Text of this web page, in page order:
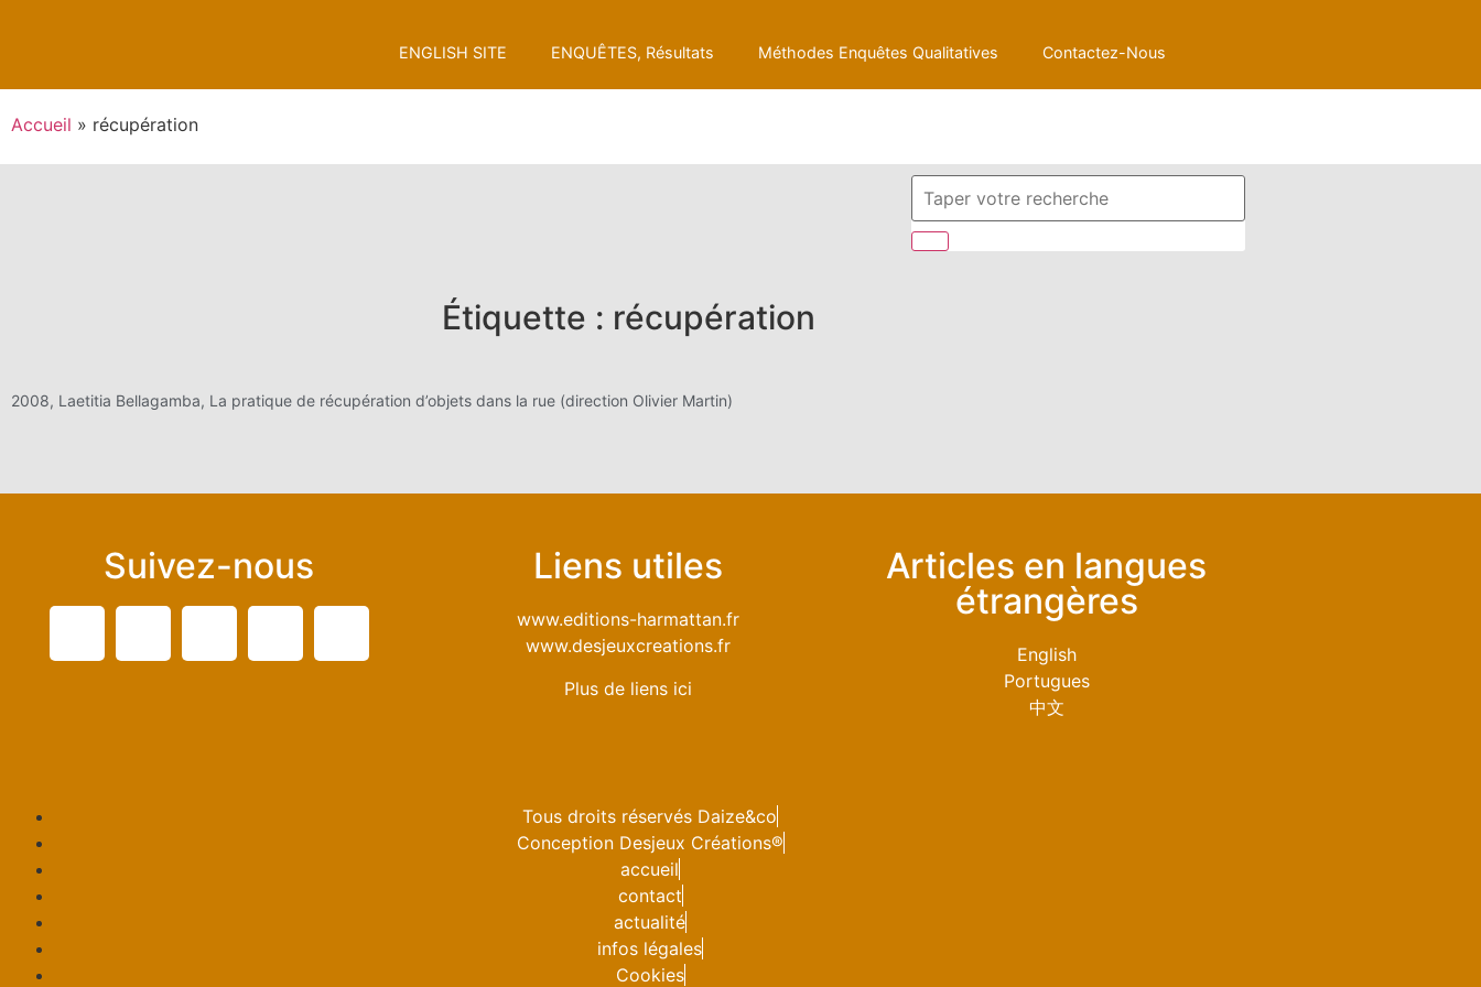
ENGLISH SITE ENQUÊTES, Résultats Méthodes Enquêtes Qualitatives Contactez-Nous
Accueil » récupération
Étiquette : récupération
2008, Laetitia Bellagamba, La pratique de récupération d’objets dans la rue (direction Olivier Martin)
Suivez-nous Liens utiles
www.editions-harmattan.fr
www.desjeuxcreations.fr
Plus de liens ici
Articles en langues
étrangères
English
Portugues
中文
Tous droits réservés Daize&co
Conception Desjeux Créations®
accueil
contact
actualité
infos légales
Cookies